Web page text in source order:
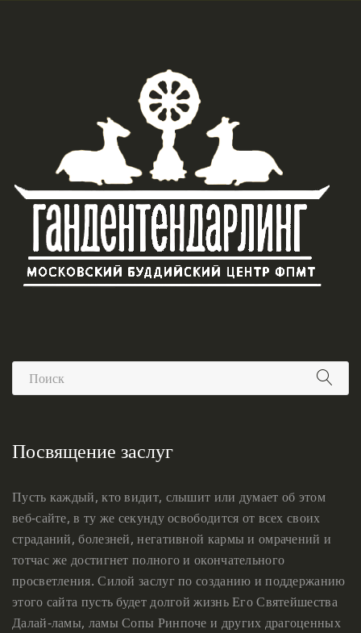
Посвящение заслуг
Пусть каждый, кто видит, слышит или думает об этом
веб-сайте, в ту же секунду освободится от всех своих
страданий, болезней, негативной кармы и омрачений и
тотчас же достигнет полного и окончательного
просветления. Силой заслуг по созданию и поддержанию
этого сайта пусть будет долгой жизнь Его Святейшества
Далай-ламы, ламы Сопы Ринпоче и других драгоценных